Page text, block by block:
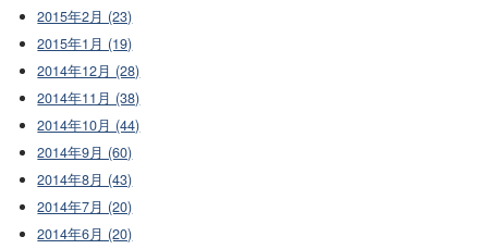
2015年2月 (23)
2015年1月 (19)
2014年12月 (28)
2014年11月 (38)
2014年10月 (44)
2014年9月 (60)
2014年8月 (43)
2014年7月 (20)
2014年6月 (20)